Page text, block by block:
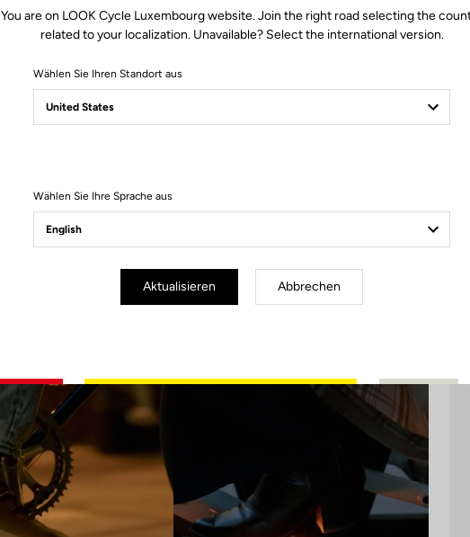
You are on LOOK Cycle Luxembourg website. Join the right road selecting the
related to your localization. Unavailable? Select the international version.
Wählen Sie Ihren Standort aus
Wählen Sie Ihre Sprache aus
Aktualisieren Abbrechen